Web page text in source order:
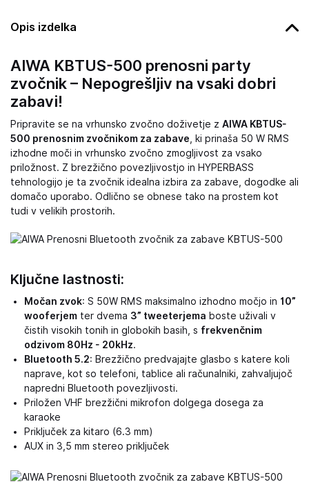
Opis izdelka
AIWA KBTUS-500 prenosni party
zvočnik – Nepogrešljiv na vsaki dobri
zabavi!
Pripravite se na vrhunsko zvočno doživetje z AIWA KBTUS-
500 prenosnim zvočnikom za zabave , ki prinaša 50 W RMS
izhodne moči in vrhunsko zvočno zmogljivost za vsako
priložnost. Z brezžično povezljivostjo in HYPERBASS
tehnologijo je ta zvočnik idealna izbira za zabave, dogodke ali
domačo uporabo. Odlično se obnese tako na prostem kot
tudi v velikih prostorih.
Ključne lastnosti:
Močan zvok: S 50W RMS maksimalno izhodno močjo in 10”
wooferjem ter dvema 3” tweeterjema boste uživali v
čistih visokih tonih in globokih basih, s frekvenčnim
odzivom 80Hz - 20kHz.
Bluetooth 5.2: Brezžično predvajajte glasbo s katere koli
naprave, kot so telefoni, tablice ali računalniki, zahvaljujoč
napredni Bluetooth povezljivosti.
Priložen VHF brezžični mikrofon dolgega dosega za
karaoke
Priključek za kitaro (6.3 mm)
AUX in 3,5 mm stereo priključek